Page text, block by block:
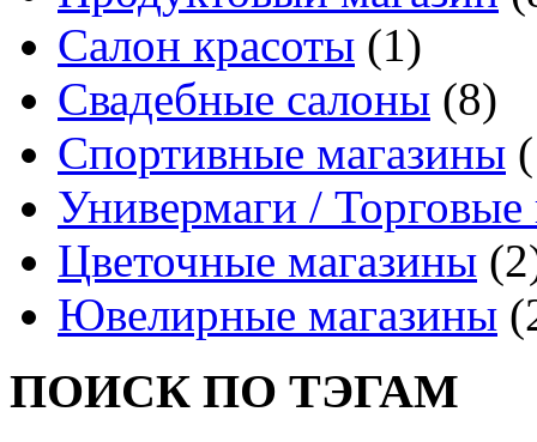
Салон красоты (1)
Свадебные салоны (8)
Спортивные магазины
Универмаги /
Цветочные магазины
Ювелирные магазины
ПОИСК ПО ТЭГАМ